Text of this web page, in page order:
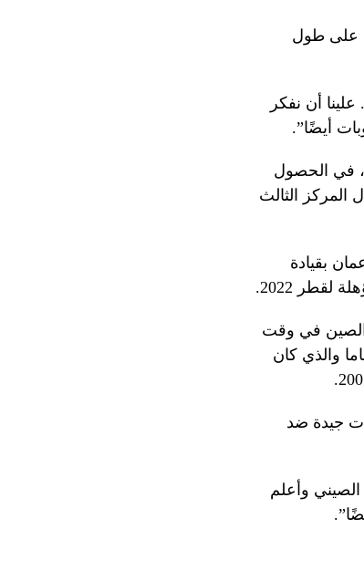
على طول
أن نفكر
أيضًا”.
في الحصول
المركز الثالث
البطيئة في هذه المرحلة وخسرت 1-0 أمام عمان بقيادة
2022.
الصين في وقت
العام ويبدو إندو حذرا من المدرب الماكر البالغ من العمر 70 عاما والذي كان
جيدة ضد
وأعلم